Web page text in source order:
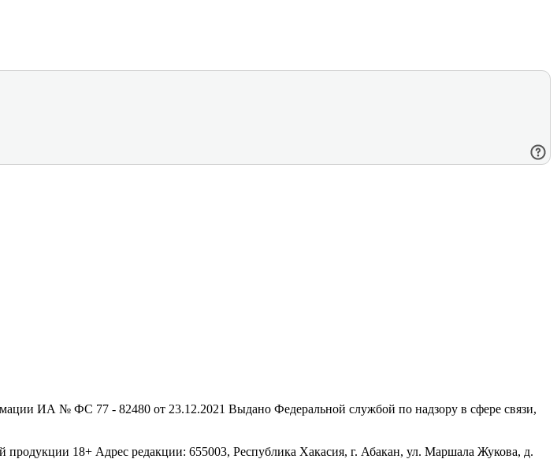
ИА № ФС 77 - 82480 от 23.12.2021 Выдано Федеральной службой по надзору в сфере связи,
18+ Адрес редакции: 655003, Республика Хакасия, г. Абакан, ул. Маршала Жукова, д.